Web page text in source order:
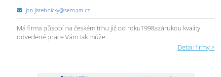
jan.jistebnicky@seznam.cz
Má firma působí na českém trhu již od roku1998azárukou kvality
odvedené práce Vám tak může ...
Detail firmy >